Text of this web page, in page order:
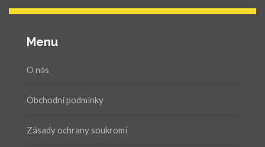
Menu
O nás
Obchodní podmínky
Zásady ochrany soukromí